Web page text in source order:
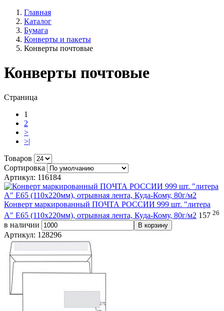
Главная
Каталог
Бумага
Конверты и пакеты
Конверты почтовые
Конверты почтовые
Страница
1
2
>
>|
Товаров
Сортировка
Артикул: 116184
Конверт маркированный ПОЧТА РОССИИ 999 шт. "литера
А" E65 (110х220мм), отрывная лента, Куда-Кому, 80г/м2 157 26
в наличии В корзину
Артикул: 128296